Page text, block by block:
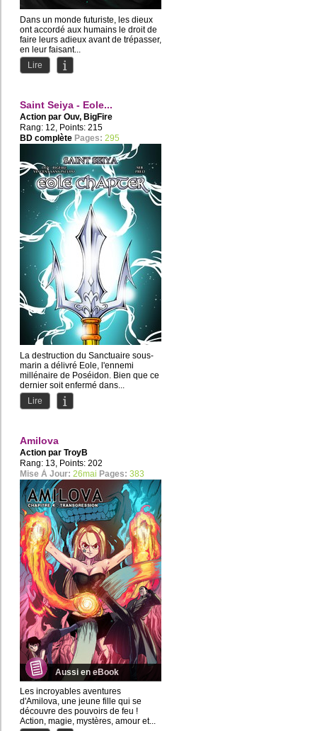
Dans un monde futuriste, les dieux
ont accordé aux humains le droit de
faire leurs adieux avant de trépasser,
en leur faisant...
Lire
Saint Seiya - Eole...
Action par Ouv, BigFire
Rang: 12, Points: 215
BD complète Pages: 295
La destruction du Sanctuaire sous-
marin a délivré Eole, l'ennemi
millénaire de Poséidon. Bien que ce
dernier soit enfermé dans...
Lire
Amilova
Action par TroyB
Rang: 13, Points: 202
Mise À Jour: 26mai Pages: 383
Aussi en eBook
Les incroyables aventures
d'Amilova, une jeune fille qui se
découvre des pouvoirs de feu !
Action, magie, mystères, amour et...